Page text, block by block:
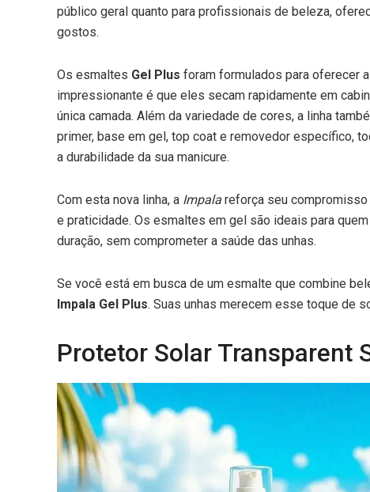
público geral quanto para profissionais de beleza,
gostos.
Os esmaltes Gel Plus foram formulados para oferecer
impressionante é que eles secam rapidamente em
única camada. Além da variedade de cores, a linha
primer, base em gel, top coat e removedor específico,
a durabilidade da sua manicure.
Com esta nova linha, a Impala reforça seu
e praticidade. Os esmaltes em gel são ideais para
duração, sem comprometer a saúde das unhas.
Se você está em busca de um esmalte que combine
Impala Gel Plus. Suas unhas merecem esse toque de
Protetor Solar Transparent